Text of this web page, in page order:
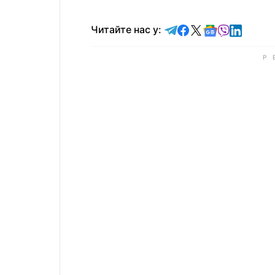
Читайте нас у: Читайте у Telegram
Читайте у
Читайте у X
Читайте у
Читайте